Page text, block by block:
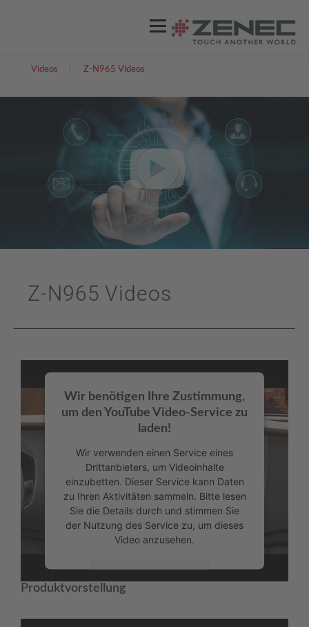
Menü
STORES / HÄNDLER SUPPORT
DEUTSCH
Videos Z-N965 Videos
Z-N965 Videos
Wir benötigen Ihre Zustimmung,
um den YouTube Video-Service zu
laden!
Wir verwenden einen Service eines
Drittanbieters, um Videoinhalte
einzubetten. Dieser Service kann Daten
zu Ihren Aktivitäten sammeln. Bitte lesen
Sie die Details durch und stimmen Sie
der Nutzung des Service zu, um dieses
Video anzusehen.
Mehr Informationen
Produktvorstellung